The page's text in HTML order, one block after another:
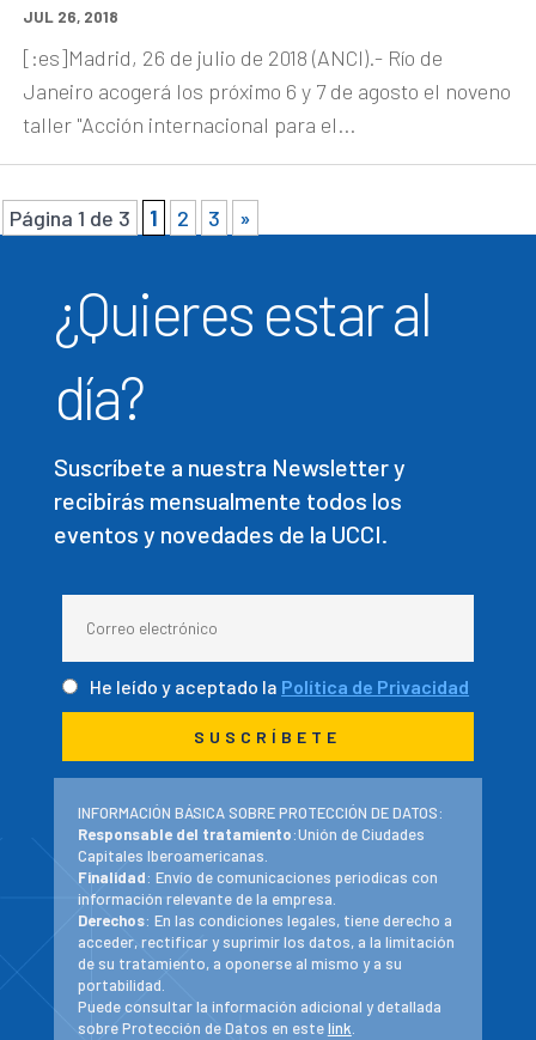
JUL 26, 2018
[:es]Madrid, 26 de julio de 2018 (ANCI).- Río de
Janeiro acogerá los próximo 6 y 7 de agosto el noveno
taller "Acción internacional para el...
Página 1 de 3 1 2 3 »
¿Quieres estar al
día?
Suscríbete a nuestra Newsletter y
recibirás mensualmente todos los
eventos y novedades de la UCCI.
He leído y aceptado la Política de Privacidad
INFORMACIÓN BÁSICA SOBRE PROTECCIÓN DE DATOS:
Responsable del tratamiento:Unión de Ciudades
Capitales Iberoamericanas.
Finalidad: Envío de comunicaciones periodicas con
información relevante de la empresa.
Derechos: En las condiciones legales, tiene derecho a
acceder, rectificar y suprimir los datos, a la limitación
de su tratamiento, a oponerse al mismo y a su
portabilidad.
Puede consultar la información adicional y detallada
sobre Protección de Datos en estelink.